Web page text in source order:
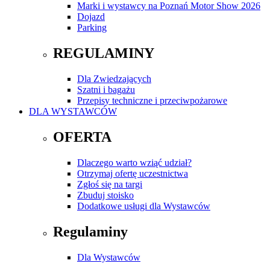
Marki i wystawcy na Poznań Motor Show 2026
Dojazd
Parking
REGULAMINY
Dla Zwiedzających
Szatni i bagażu
Przepisy techniczne i przeciwpożarowe
DLA WYSTAWCÓW
OFERTA
Dlaczego warto wziąć udział?
Otrzymaj ofertę uczestnictwa
Zgłoś się na targi
Zbuduj stoisko
Dodatkowe usługi dla Wystawców
Regulaminy
Dla Wystawców